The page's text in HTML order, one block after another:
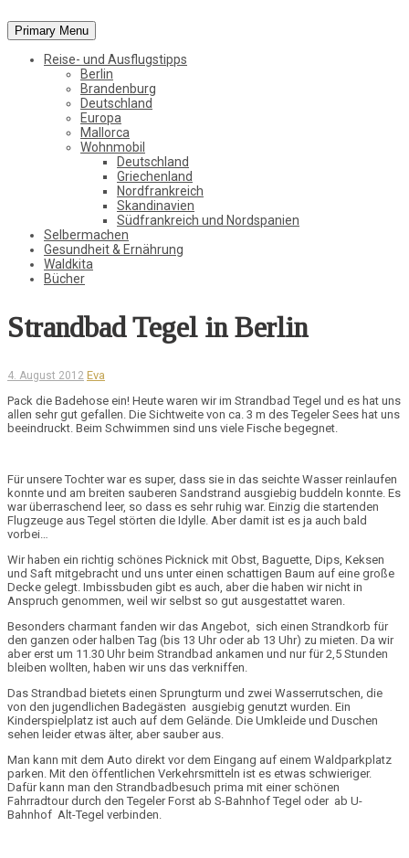
StadtWaldKind
Vom Leben in der Natur, der Stadt und in der weiten Welt
Primary Menu
Reise- und Ausflugstipps
Berlin
Brandenburg
Deutschland
Europa
Mallorca
Wohnmobil
Deutschland
Griechenland
Nordfrankreich
Skandinavien
Südfrankreich und Nordspanien
Selbermachen
Gesundheit & Ernährung
Waldkita
Bücher
Strandbad Tegel in Berlin
4. August 2012 Eva
Pack die Badehose ein! Heute waren wir im Strandbad Tegel und es hat uns
allen sehr gut gefallen. Die Sichtweite von ca. 3 m des Tegeler Sees hat uns
beeindruckt. Beim Schwimmen sind uns viele Fische begegnet.
Für unsere Tochter war es super, dass sie in das seichte Wasser reinlaufen
konnte und am breiten sauberen Sandstrand ausgiebig buddeln konnte. Es
war überraschend leer, so dass es sehr ruhig war. Einzig die startenden
Flugzeuge aus Tegel störten die Idylle. Aber damit ist es ja auch bald
vorbei…
Wir haben ein richtig schönes Picknick mit Obst, Baguette, Dips, Keksen
und Saft mitgebracht und uns unter einen schattigen Baum auf eine große
Decke gelegt. Imbissbuden gibt es auch, aber die haben wir nicht in
Anspruch genommen, weil wir selbst so gut ausgestattet waren.
Besonders charmant fanden wir das Angebot, sich einen Strandkorb für
den ganzen oder halben Tag (bis 13 Uhr oder ab 13 Uhr) zu mieten. Da wir
aber erst um 11.30 Uhr beim Strandbad ankamen und nur für 2,5 Stunden
bleiben wollten, haben wir uns das verkniffen.
Das Strandbad bietets einen Sprungturm und zwei Wasserrutschen, die
von den jugendlichen Badegästen ausgiebig genutzt wurden. Ein
Kinderspielplatz ist auch auf dem Gelände. Die Umkleide und Duschen
sehen leider etwas älter, aber sauber aus.
Man kann mit dem Auto direkt vor dem Eingang auf einem Waldparkplatz
parken. Mit den öffentlichen Verkehrsmitteln ist es etwas schwieriger.
Dafür kann man den Strandbadbesuch prima mit einer schönen
Fahrradtour durch den Tegeler Forst ab S-Bahnhof Tegel oder ab U-
Bahnhof Alt-Tegel verbinden.